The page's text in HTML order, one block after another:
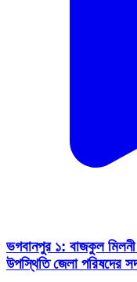
ভগবানপুর ১: বাজকুল মিলনী
উপস্থিতি জেলা পরিষদের